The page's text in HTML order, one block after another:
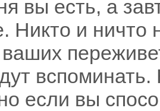
вы есть, а
Никто и ничто
вспоминать.
если вы